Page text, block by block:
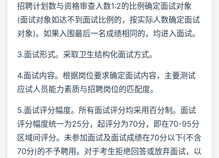
招聘计划数与资格审查人数1:2的比例确定面试对象
(面试对象如达不到面试比例的，按实际人数确定面试
对象)。如果入围最后一名成绩相同的，均进入面试。
3.面试形式。采取卫生结构化面试方式。
4.面试内容。根据岗位要求确定面试内容，主要测试
应试人员能力素质与招聘岗位的匹配度。
5.面试评分幅度。所有面试评分均采用百分制。面试
评分幅度统一为25分，起评分为70分，即在70-95分
区域间评分。未参加面试及面试成绩在70分以下(不含
70分)的不予聘用。对于考生拒绝回答或放弃面试，以